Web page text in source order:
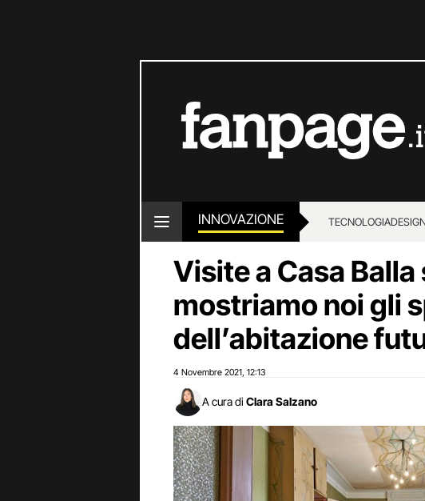
INNOVAZIONE TECNOLOGIA
Visite a Casa
mostriamo noi gli
dell’abitazione
4 Novembre 2021 12:13
A cura di Clara Salzano